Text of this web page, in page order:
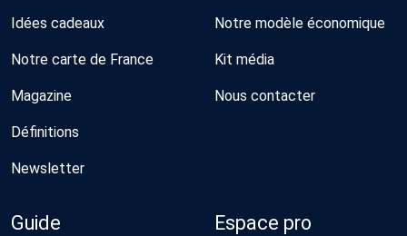
Idées cadeaux
Notre carte de France
Magazine
Définitions
Newsletter
Notre modèle économique
Kit média
Nous contacter
Guide Espace pro